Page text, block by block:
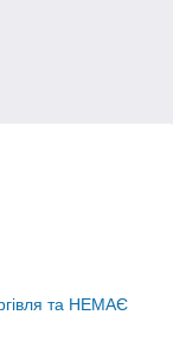
та НЕМАЄ